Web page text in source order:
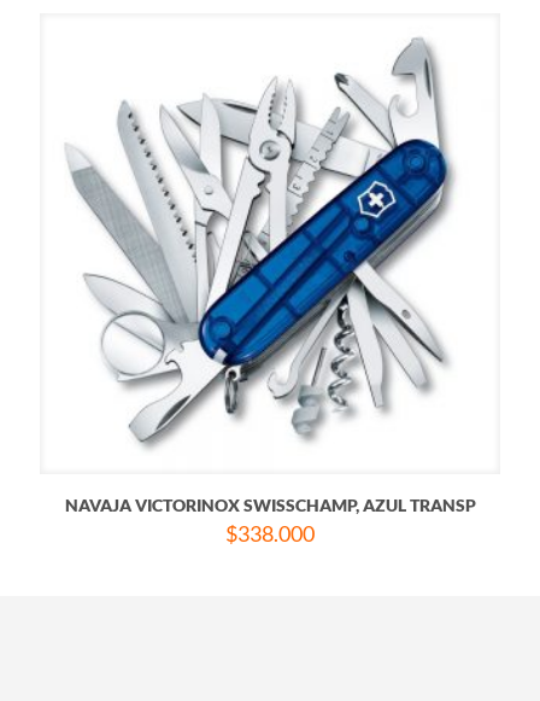
NAVAJA VICTORINOX SWISSCHAMP, AZUL TRANSP
$338.000